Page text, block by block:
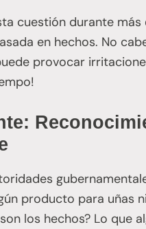
cuestión durante
en hechos. No
provocar
producto para uñas
los hechos? Lo que